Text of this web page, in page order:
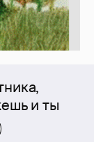
и ты